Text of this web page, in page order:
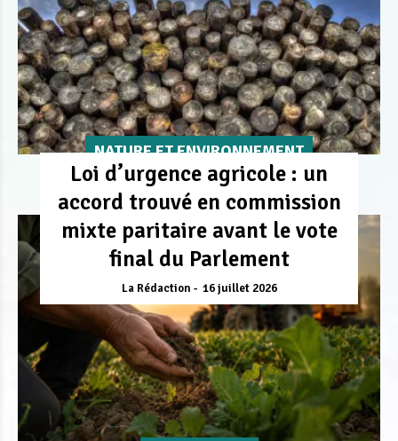
NATURE ET ENVIRONNEMENT
Loi d’urgence agricole : un
accord trouvé en commission
mixte paritaire avant le vote
final du Parlement
La Rédaction 16 juillet 2026